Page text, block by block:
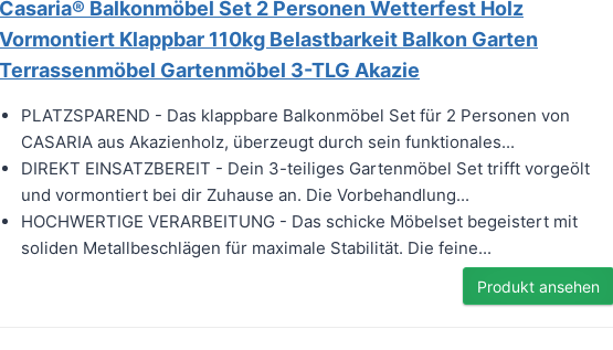
Casaria® Balkonmöbel Set 2 Personen Wetterfest Holz
Vormontiert Klappbar 110kg Belastbarkeit Balkon Garten
Terrassenmöbel Gartenmöbel 3-TLG Akazie
PLATZSPAREND - Das klappbare Balkonmöbel Set für 2 Personen von
CASARIA aus Akazienholz, überzeugt durch sein funktionales...
DIREKT EINSATZBEREIT - Dein 3-teiliges Gartenmöbel Set trifft vorgeölt
und vormontiert bei dir Zuhause an. Die Vorbehandlung...
HOCHWERTIGE VERARBEITUNG - Das schicke Möbelset begeistert mit
soliden Metallbeschlägen für maximale Stabilität. Die feine...
Produkt ansehen